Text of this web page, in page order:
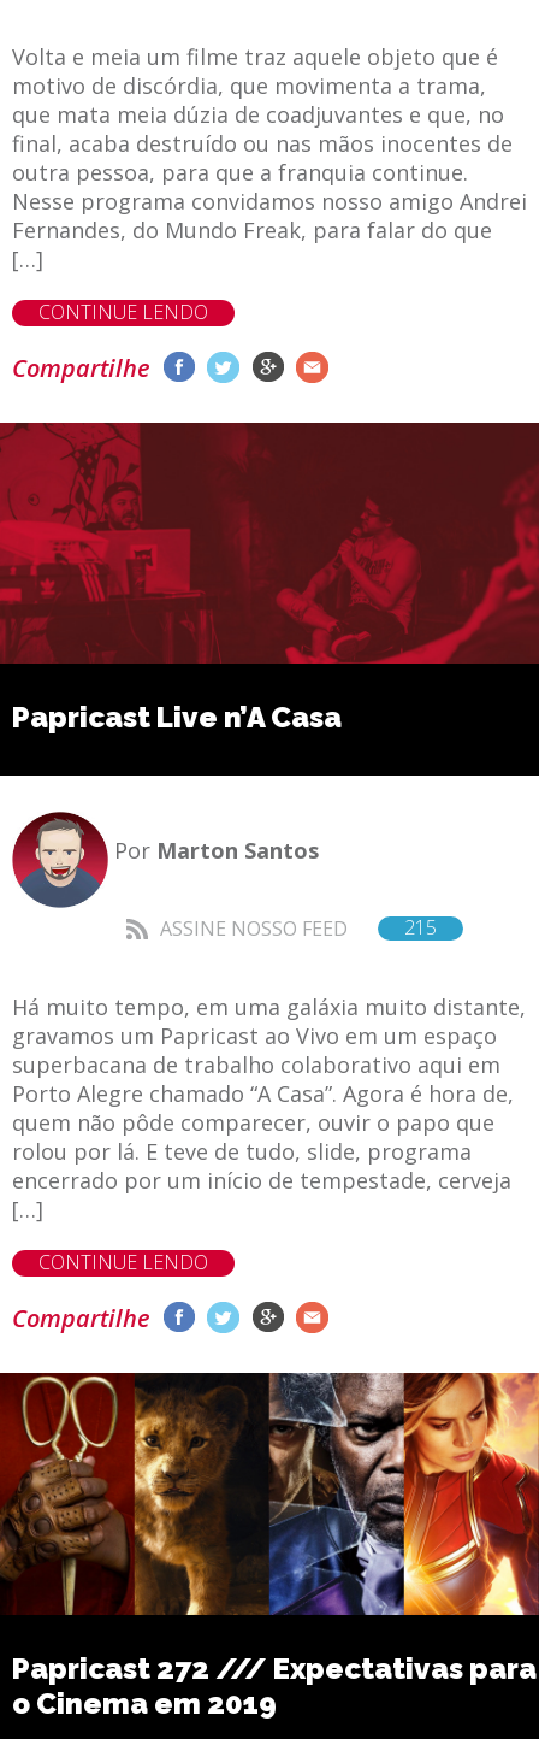
Volta e meia um filme traz aquele objeto que é
motivo de discórdia, que movimenta a trama,
que mata meia dúzia de coadjuvantes e que, no
final, acaba destruído ou nas mãos inocentes de
outra pessoa, para que a franquia continue.
Nesse programa convidamos nosso amigo Andrei
Fernandes, do Mundo Freak, para falar do que
[…]
CONTINUE LENDO
Compartilhe
Papricast Live n’A Casa
Por Marton Santos
ASSINE NOSSO FEED 215
Há muito tempo, em uma galáxia muito distante,
gravamos um Papricast ao Vivo em um espaço
superbacana de trabalho colaborativo aqui em
Porto Alegre chamado “A Casa”. Agora é hora de,
quem não pôde comparecer, ouvir o papo que
rolou por lá. E teve de tudo, slide, programa
encerrado por um início de tempestade, cerveja
[…]
CONTINUE LENDO
Compartilhe
Papricast 272 /// Expectativas para
o Cinema em 2019